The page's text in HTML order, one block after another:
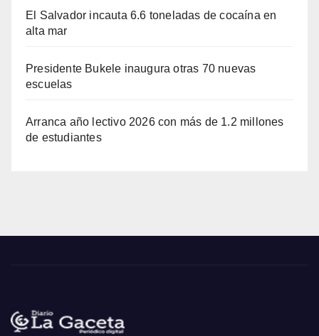
El Salvador incauta 6.6 toneladas de cocaína en
alta mar
Presidente Bukele inaugura otras 70 nuevas
escuelas
Arranca año lectivo 2026 con más de 1.2 millones
de estudiantes